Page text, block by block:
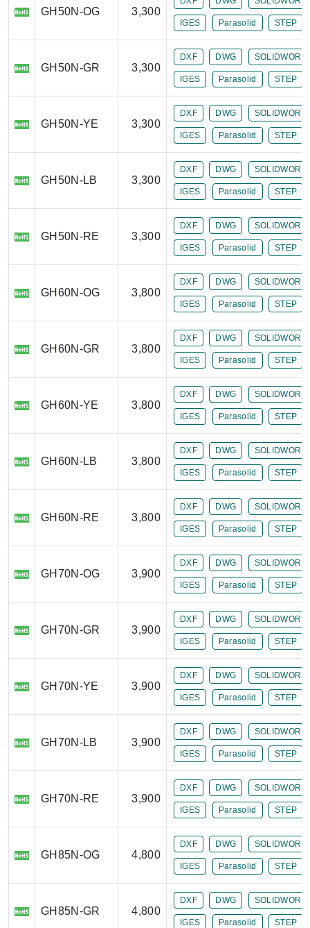
GH50N-OG 3,300
IGES Parasolid STEP
GH50N-GR 3,300
DXF DWG
IGES Parasolid STEP
GH50N-YE 3,300
DXF DWG
IGES Parasolid STEP
GH50N-LB 3,300
DXF DWG
IGES Parasolid STEP
GH50N-RE 3,300
DXF DWG
IGES Parasolid STEP
GH60N-OG 3,800
DXF DWG
IGES Parasolid STEP
GH60N-GR 3,800
DXF DWG
IGES Parasolid STEP
GH60N-YE 3,800
DXF DWG
IGES Parasolid STEP
GH60N-LB 3,800
DXF DWG
IGES Parasolid STEP
GH60N-RE 3,800
DXF DWG
IGES Parasolid STEP
GH70N-OG 3,900
DXF DWG
IGES Parasolid STEP
GH70N-GR 3,900
DXF DWG
IGES Parasolid STEP
GH70N-YE 3,900
DXF DWG
IGES Parasolid STEP
GH70N-LB 3,900
DXF DWG
IGES Parasolid STEP
GH70N-RE 3,900
DXF DWG
IGES Parasolid STEP
GH85N-OG 4,800
DXF DWG
IGES Parasolid STEP
GH85N-GR 4,800
DXF DWG
IGES Parasolid STEP